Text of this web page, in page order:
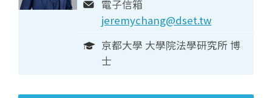
電子信箱
jeremychang@dset.tw
京都大學 大學院法學研究所 博
士